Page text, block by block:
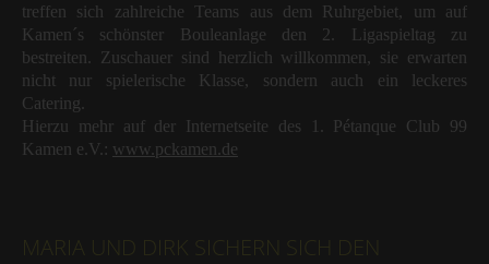
treffen sich zahlreiche Teams aus dem Ruhrgebiet, um auf
Kamen´s schönster Bouleanlage den 2. Ligaspieltag zu
bestreiten. Zuschauer sind herzlich willkommen, sie erwarten
nicht nur spielerische Klasse, sondern auch ein leckeres
Catering.
Hierzu mehr auf der Internetseite des 1. Pétanque Club 99
Kamen e.V.: www.pckamen.de